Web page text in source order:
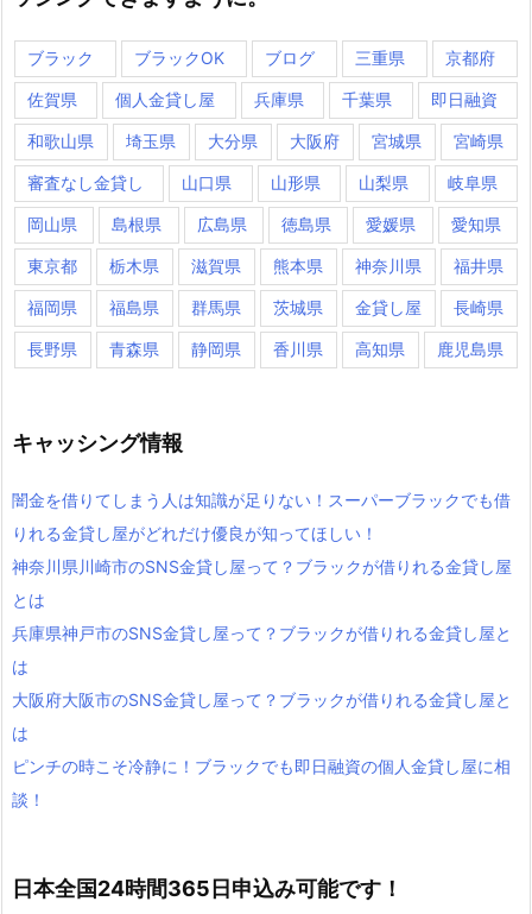
ブラック ブラックOK ブログ 三重県 京都府
佐賀県 個人金貸し屋 兵庫県 千葉県 即日融資
和歌山県 埼玉県 大分県 大阪府 宮城県 宮崎県
審査なし金貸し 山口県 山形県 山梨県 岐阜県
岡山県 島根県 広島県 徳島県 愛媛県 愛知県
東京都 栃木県 滋賀県 熊本県 神奈川県 福井県
福岡県 福島県 群馬県 茨城県 金貸し屋 長崎県
長野県 青森県 静岡県 香川県 高知県 鹿児島県
キャッシング情報
闇金を借りてしまう人は知識が足りない！スーパーブラックでも借
りれる金貸し屋がどれだけ優良が知ってほしい！
神奈川県川崎市のSNS金貸し屋って？ブラックが借りれる金貸し屋
とは
兵庫県神戸市のSNS金貸し屋って？ブラックが借りれる金貸し屋と
は
大阪府大阪市のSNS金貸し屋って？ブラックが借りれる金貸し屋と
は
ピンチの時こそ冷静に！ブラックでも即日融資の個人金貸し屋に相
談！
日本全国24時間365日申込み可能です！